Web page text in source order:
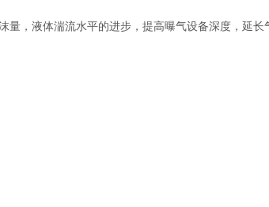
液体湍流水平的进步，提高曝气设备深度，延长